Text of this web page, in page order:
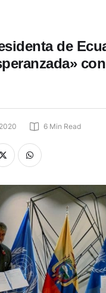
de
6 Min Read